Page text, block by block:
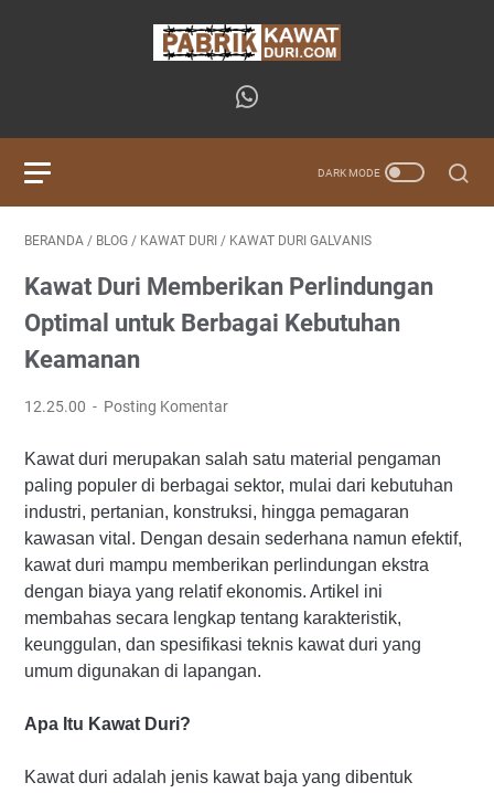
BERANDA / BLOG / KAWAT DURI / KAWAT DURI GALVANIS
Kawat Duri Memberikan Perlindungan
Optimal untuk Berbagai Kebutuhan
Keamanan
12.25.00 Posting Komentar
Kawat duri merupakan salah satu material pengaman
paling populer di berbagai sektor, mulai dari kebutuhan
industri, pertanian, konstruksi, hingga pemagaran
kawasan vital. Dengan desain sederhana namun efektif,
kawat duri mampu memberikan perlindungan ekstra
dengan biaya yang relatif ekonomis. Artikel ini
membahas secara lengkap tentang karakteristik,
keunggulan, dan spesifikasi teknis kawat duri yang
umum digunakan di lapangan.
Apa Itu Kawat Duri?
Kawat duri adalah jenis kawat baja yang dibentuk